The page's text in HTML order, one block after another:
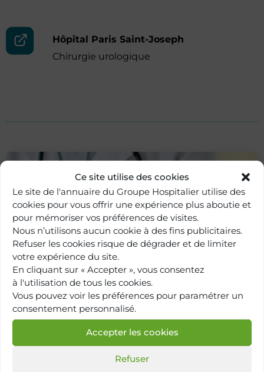
Ce site utilise des cookies
Le site de l'annuaire du Groupe Hospitalier utilise des
cookies pour vous offrir une expérience plus aboutie et
pour mémoriser vos préférences de visites.
Nous n’utilisons aucun cookie à des fins publicitaires.
Refuser les cookies risque de dégrader et de limiter
votre expérience du site.
En cliquant sur « Accepter », vous consentez
à l'utilisation de tous les cookies.
Vous pouvez voir les préférences pour paramétrer un
consentement personnalisé.
Accepter les cookies
Refuser
Hôpital Paris Saint-Joseph
Chirurgie urologique
Retour à
l'annuaire